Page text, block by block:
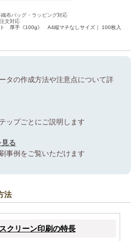
布バッグ・ラッピング対応
文対応
ト 厚手《100g》 A4縦マチなしサイズ｜ 100枚入
タの作成方法や注意点について詳
ップごとにご説明します
る
事例をご覧いただけます
法
クリーン印刷の特長